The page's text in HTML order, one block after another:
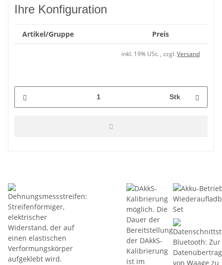
Ihre Konfiguration
Artikel/Gruppe Preis
inkl. 19% USt. , zzgl.Versand
Stk